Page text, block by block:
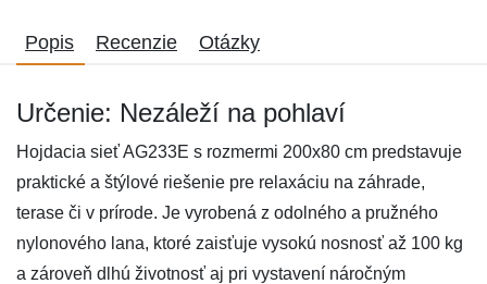
Popis Recenzie Otázky
Určenie: Nezáleží na pohlaví
Hojdacia sieť AG233E s rozmermi 200x80 cm predstavuje
praktické a štýlové riešenie pre relaxáciu na záhrade,
terase či v prírode. Je vyrobená z odolného a pružného
nylonového lana, ktoré zaisťuje vysokú nosnosť až 100 kg
a zároveň dlhú životnosť aj pri vystavení náročným